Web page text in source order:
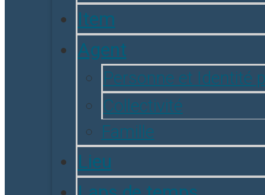
Item
Agent
Personne et Identité
Collectivité
Famille
Lieu